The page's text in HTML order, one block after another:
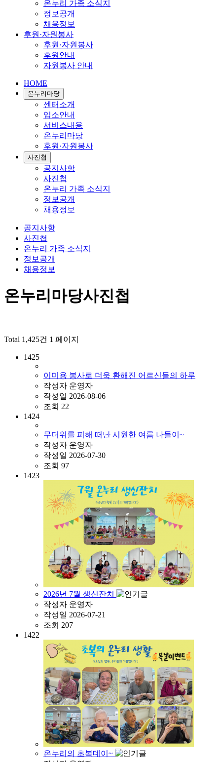
온누리 가족 소식지
정보공개
채용정보
후원·자원봉사
후원·자원봉사
후원안내
자원봉사 안내
HOME
온누리마당
센터소개
입소안내
서비스내용
온누리마당
후원·자원봉사
사진첩
공지사항
사진첩
온누리 가족 소식지
정보공개
채용정보
공지사항
사진첩
온누리 가족 소식지
정보공개
채용정보
온누리마당사진첩
Total 1,425건 1 페이지
1425
이미용 봉사로 더욱 환해진 어르신들의 하루
작성자 운영자
작성일 2026-08-06
조회 22
1424
무더위를 피해 떠난 시원한 여름 나들이~
작성자 운영자
작성일 2026-07-30
조회 97
1423
2026년 7월 생신잔치
작성자 운영자
작성일 2026-07-21
조회 207
1422
온누리의 초복데이~